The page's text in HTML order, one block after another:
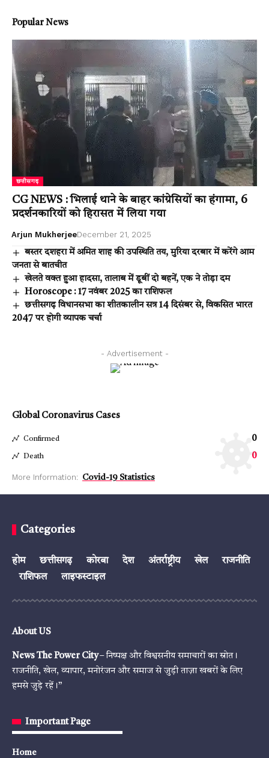
Popular News
छत्तीसगढ़
CG NEWS : भिलाई थाने के बाहर कांग्रेसियों का हंगामा, 6
प्रदर्शनकारियों को हिरासत में लिया गया
Arjun MukherjeeDecember 21, 2025
बस्तर दशहरा में अमित शाह की उपस्थिति तय, मुरिया दरबार में करेंगे आम
जनता से बातचीत
खेलते वक्त हुआ हादसा, तालाब में डूबीं दो बहनें, एक ने तोड़ा दम
Horoscope : 17 नवंबर 2025 का राशिफल
छत्तीसगढ़ विधानसभा का शीतकालीन सत्र 14 दिसंबर से, विकसित भारत
2047 पर होगी व्यापक चर्चा
- Advertisement -
Global Coronavirus Cases
Confirmed 0
Death 0
More Information: Covid-19 Statistics
Categories
होम छत्तीसगढ़ कोरबा देश अंतर्राष्ट्रीय खेल
राजनीति
राशिफल
लाइफस्टाइल
About US
News The Power City– निष्पक्ष और विश्वसनीय समाचारों का स्रोत।
राजनीति, खेल, व्यापार, मनोरंजन और समाज से जुड़ी ताज़ा खबरों के लिए
हमसे जुड़े रहें।”
Important Page
Home